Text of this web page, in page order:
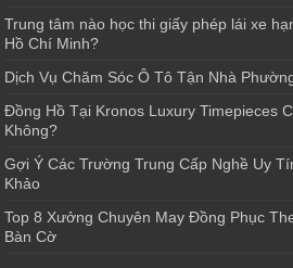
Trung tâm nào học thi giấy phép lái xe
Hồ Chí Minh?
Dịch Vụ Chăm Sóc Ô Tô Tận Nhà
Đồng Hồ Tại Kronos Luxury Timepieces
Không?
Gợi Ý Các Trường Trung Cấp Nghề Uy
Khảo
Top 8 Xưởng Chuyên May Đồng Phục
Bàn Cờ